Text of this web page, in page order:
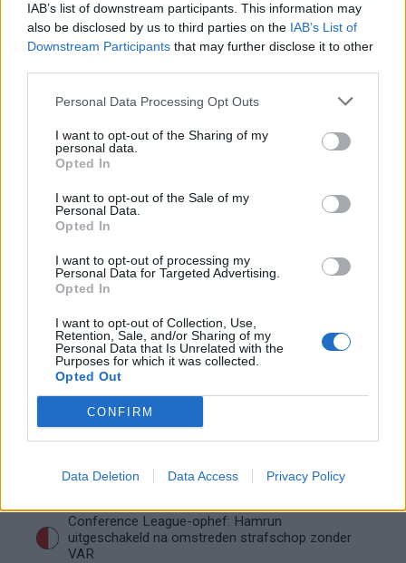
IAB’s list of downstream participants. This information may
also be disclosed by us to third parties on the IAB’s List of
Downstream Participants that may further disclose it to other
Personal Data Processing Opt Outs
I want to opt-out of the Sharing of my
personal data.
Opted In
I want to opt-out of the Sale of my
Personal Data.
Opted In
I want to opt-out of processing my
Personal Data for Targeted Advertising.
Opted In
I want to opt-out of Collection, Use,
Retention, Sale, and/or Sharing of my
Personal Data that Is Unrelated with the
Purposes for which it was collected.
Opted Out
CONFIRM
Data Deletion Data Access Privacy Policy
Brengt Sporting Portugal Feyenoord in de
problemen rond Hadj Moussa?
Van droomtransfer tot contractontbinding: het
Feyenoord-verhaal van Calvin Stengs
'Hij is weer gewoon mijn vader': Shaqueel
openhartig over Robin van Persie
Lille geeft niet op na afwijzing: komt er nieuw
bod op Gjivai Zechiël?
Been blikt terug op historische afstraffing: "Die
schaamte voel ik nog altijd"
Calvin Stengs opnieuw vader: bijzonder nieuws in
onzekere transferzomer
Zoë Livay raakt draad kwijt tijdens open dag
Feyenoord na storing met autocue
League? PSV en Feyenoord weten dan hun
Conference League-ophef: Hamrun
uitgeschakeld na omstreden strafschop zonder
VAR